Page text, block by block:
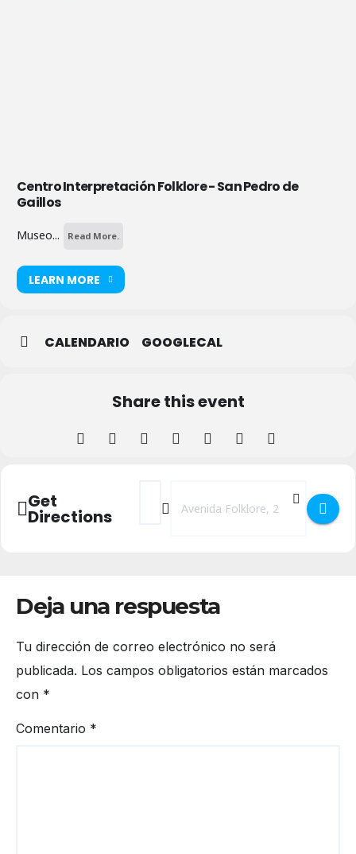
Centro Interpretación Folklore - San Pedro de
Gaillos
Museo... Read More.
LEARN MORE
CALENDARIO GOOGLECAL
Share this event
Get
Directions
Address - Animales de la Canción
Destination Address - Animales de
Deja una respuesta
Tu dirección de correo electrónico no será
publicada. Los campos obligatorios están marcados
con *
Comentario *